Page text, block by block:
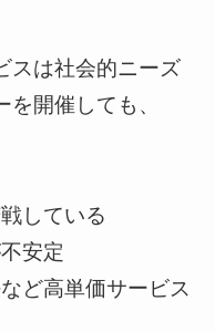
スは社会的ニーズ
開催しても、
している
安定
ど高単価サービス